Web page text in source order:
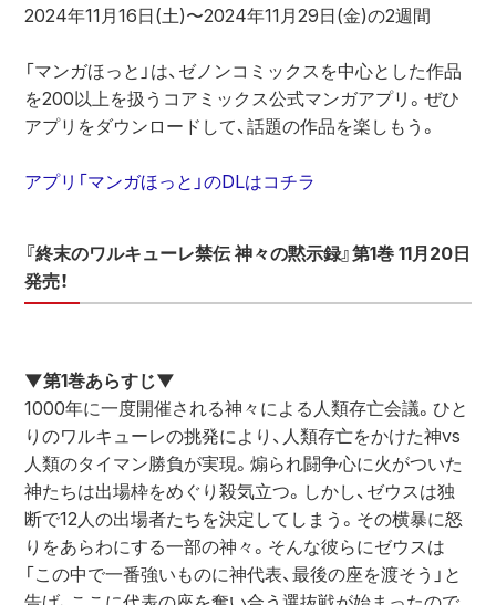
2024年11月16日(土)〜2024年11月29日(金)の2週間
「マンガほっと」は、ゼノンコミックスを中心とした作品
を200以上を扱うコアミックス公式マンガアプリ。ぜひ
アプリをダウンロードして、話題の作品を楽しもう。
アプリ「マンガほっと」のDLはコチラ
『終末のワルキューレ禁伝 神々の黙示録』第1巻 11月20日
発売！
▼第1巻あらすじ▼
1000年に一度開催される神々による人類存亡会議。ひと
りのワルキューレの挑発により、人類存亡をかけた神vs
人類のタイマン勝負が実現。煽られ闘争心に火がついた
神たちは出場枠をめぐり殺気立つ。しかし、ゼウスは独
断で12人の出場者たちを決定してしまう。その横暴に怒
りをあらわにする一部の神々。そんな彼らにゼウスは
「この中で一番強いものに神代表、最後の座を渡そう」と